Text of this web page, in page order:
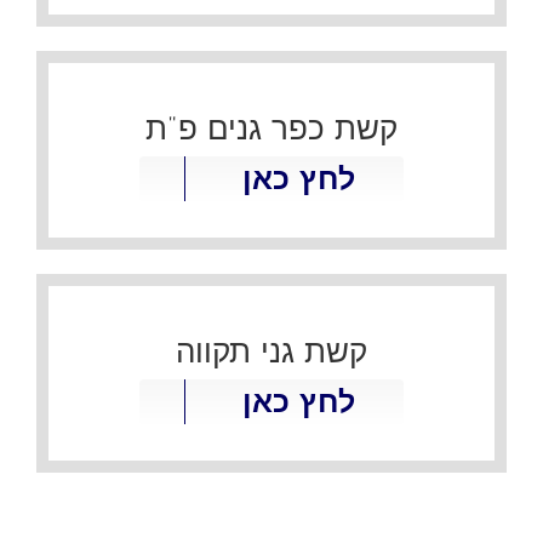
קשת כפר גנים פ"ת
לחץ כאן
קשת גני תקווה
לחץ כאן